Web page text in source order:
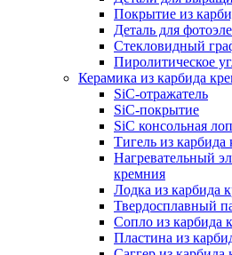
Покрытие из
Деталь для
Стекловидный
Пиролитическое
Керамика из карбида
SiC-отражатель
SiC-покрытие
SiC консольная
Тигель из
Нагревательный
кремния
Лодка из карбида
Твердосплавный
Сопло из карбида
Пластина из